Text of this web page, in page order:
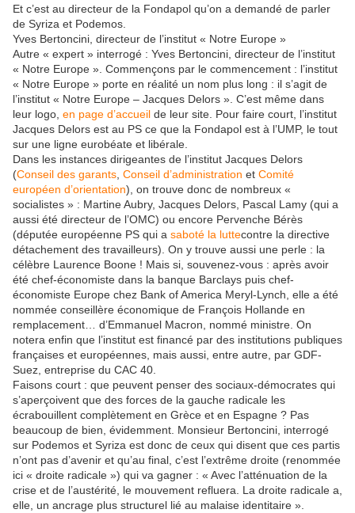
Et c’est au directeur de la Fondapol qu’on a demandé de parler
de Syriza et Podemos.
Yves Bertoncini, directeur de l’institut « Notre Europe »
Autre « expert » interrogé : Yves Bertoncini, directeur de l’institut
« Notre Europe ». Commençons par le commencement : l’institut
« Notre Europe » porte en réalité un nom plus long : il s’agit de
l’institut « Notre Europe – Jacques Delors ». C’est même dans
leur logo, en page d’accueil de leur site. Pour faire court, l’institut
Jacques Delors est au PS ce que la Fondapol est à l’UMP, le tout
sur une ligne eurobéate et libérale.
Dans les instances dirigeantes de l’institut Jacques Delors
(Conseil des garants Conseil d’administration et Comité
européen d’orientation), on trouve donc de nombreux «
socialistes » : Martine Aubry, Jacques Delors, Pascal Lamy (qui a
aussi été directeur de l’OMC) ou encore Pervenche Bérès
(députée européenne PS qui a saboté la luttecontre la directive
détachement des travailleurs). On y trouve aussi une perle : la
célèbre Laurence Boone ! Mais si, souvenez-vous : après avoir
été chef-économiste dans la banque Barclays puis chef-
économiste Europe chez Bank of America Meryl-Lynch, elle a été
nommée conseillère économique de François Hollande en
remplacement… d’Emmanuel Macron, nommé ministre. On
notera enfin que l’institut est financé par des institutions publiques
françaises et européennes, mais aussi, entre autre, par GDF-
Suez, entreprise du CAC 40.
Faisons court : que peuvent penser des sociaux-démocrates qui
s’aperçoivent que des forces de la gauche radicale les
écrabouillent complètement en Grèce et en Espagne ? Pas
beaucoup de bien, évidemment. Monsieur Bertoncini, interrogé
sur Podemos et Syriza est donc de ceux qui disent que ces partis
n’ont pas d’avenir et qu’au final, c’est l’extrême droite (renommée
ici « droite radicale ») qui va gagner : « Avec l’atténuation de la
crise et de l’austérité, le mouvement refluera. La droite radicale a,
elle, un ancrage plus structurel lié au malaise identitaire ».